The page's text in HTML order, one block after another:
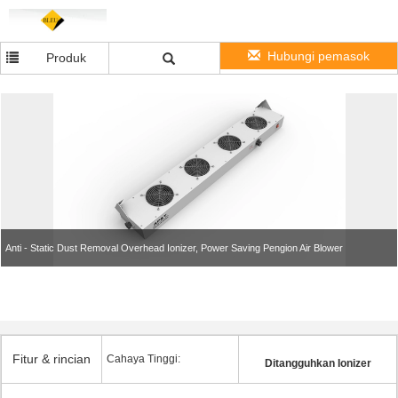
Produk Hubungi pemasok
Anti - Static Dust Removal Overhead Ionizer, Power Saving Pengion Air Blower
Fitur & rincian Cahaya Tinggi: Ditangguhkan Ionizer